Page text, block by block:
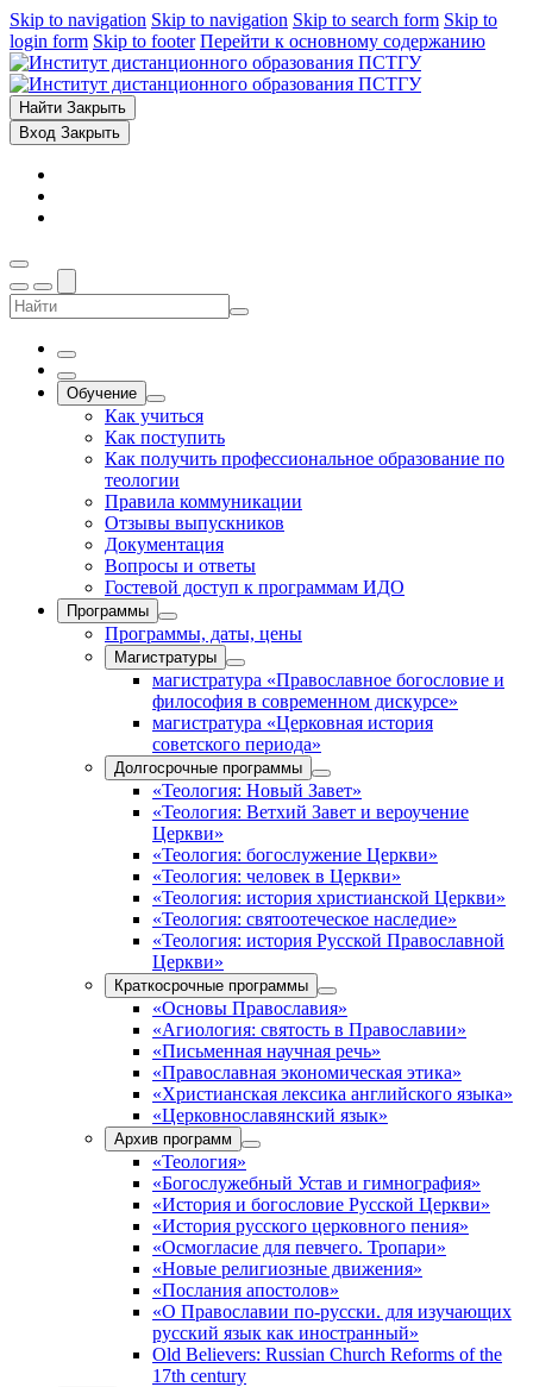
Skip to navigation Skip to navigation Skip to search form Skip to
login form Skip to footer Перейти к основному содержанию
Найти Закрыть
Вход Закрыть
Обучение
Как учиться
Как поступить
Как получить профессиональное образование по
теологии
Правила коммуникации
Отзывы выпускников
Документация
Вопросы и ответы
Гостевой доступ к программам ИДО
Программы
Программы, даты, цены
Магистратуры
магистратура «Православное богословие и
философия в современном дискурсе»
магистратура «Церковная история
советского периода»
Долгосрочные программы
«Теология: Новый Завет»
«Теология: Ветхий Завет и вероучение
Церкви»
«Теология: богослужение Церкви»
«Теология: человек в Церкви»
«Теология: история христианской Церкви»
«Теология: святоотеческое наследие»
«Теология: история Русской Православной
Церкви»
Краткосрочные программы
«Основы Православия»
«Агиология: святость в Православии»
«Письменная научная речь»
«Православная экономическая этика»
«Христианская лексика английского языка»
«Церковнославянский язык»
Архив программ
«Теология»
«Богослужебный Устав и гимнография»
«История и богословие Русской Церкви»
«История русского церковного пения»
«Осмогласие для певчего. Тропари»
«Новые религиозные движения»
«Послания апостолов»
«О Православии по-русски. для изучающих
русский язык как иностранный»
Old Believers: Russian Church Reforms of the
17th century